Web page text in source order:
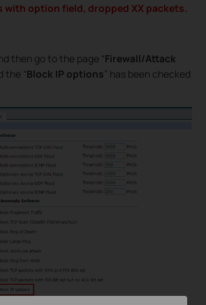
with option field, dropped XX packets.
then go to the page “Firewall/Attack
the “Block IP options” has been checked